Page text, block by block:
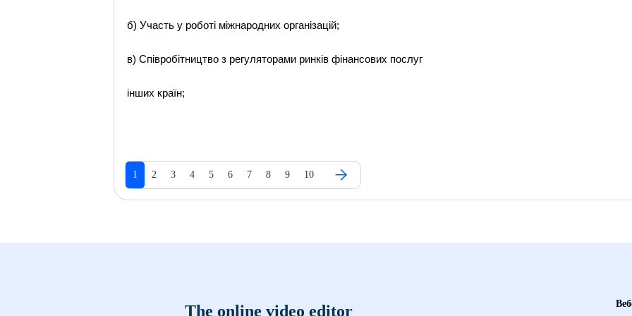
б) Участь у роботі міжнародних організацій;
в) Співробітництво з регуляторами ринків фінансових послуг
інших країн;
1 2 3 4 5 6 7 8 9 10
The online video editor